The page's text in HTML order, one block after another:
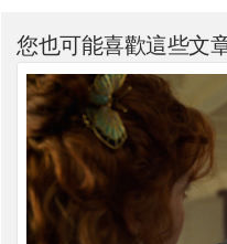
您也可能喜歡這些文